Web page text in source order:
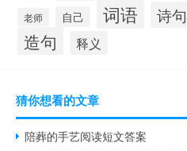
老师 自己 词语 诗句
造句 释义
猜你想看的文章
陪葬的手艺阅读短文答案